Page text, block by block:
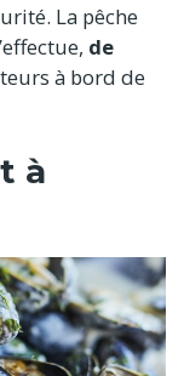
La pêche
de
à bord de
à